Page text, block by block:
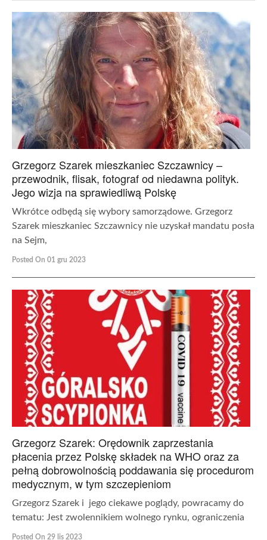
Grzegorz Szarek mieszkaniec Szczawnicy –
przewodnik, flisak, fotograf od niedawna polityk.
Jego wizja na sprawiedliwą Polskę
Wkrótce odbędą się wybory samorządowe. Grzegorz
Szarek mieszkaniec Szczawnicy nie uzyskał mandatu posła
na Sejm,
Posted On 01 gru 2023
Grzegorz Szarek: Orędownik zaprzestania
płacenia przez Polskę składek na WHO oraz za
pełną dobrowolnością poddawania się procedurom
medycznym, w tym szczepieniom
Grzegorz Szarek i jego ciekawe poglądy, powracamy do
tematu: Jest zwolennikiem wolnego rynku, ograniczenia
Posted On 29 lis 2023